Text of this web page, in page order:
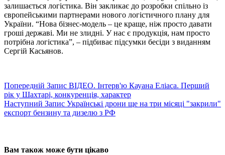
залишається логістика. Він закликає до розробки спільно із
європейськими партнерами нового логістичного плану для
України. “Нова бізнес-модель – це краще, ніж просто давати
гроші державі. Ми не злидні. У нас є продукція, нам просто
потрібна логістика”, – підбиває підсумки бесіди з виданням
Сергій Касьянов.
Попередній Запис ВІДЕО. Інтерв'ю Кауана Еліаса. Перший
рік у Шахтарі, конкуренція, характер
Наступний Запис Українські дрони ще на три місяці "закрили"
експорт бензину та дизелю з РФ
Вам також може бути цікаво